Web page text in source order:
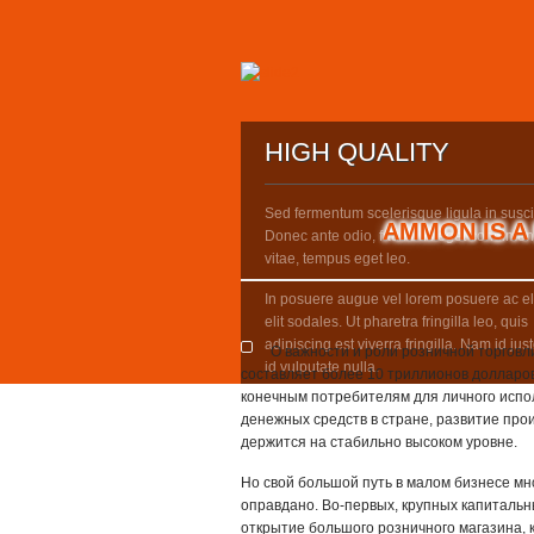
HIGH QUALITY
Sed fermentum scelerisque ligula in
Donec ante odio, faucibus eget
vitae, tempus eget leo.
In posuere augue vel lorem posuere ac
elit sodales. Ut pharetra fringilla leo, quis
adipiscing est viverra fringilla. Nam id
id vulputate nulla.
AMMON IS A
О важности и роли розничной
составляет более 10 триллионов
конечным потребителям для личного
денежных средств в стране, развитие
держится на стабильно высоком уровне.
Но свой большой путь в малом бизнесе
оправдано. Во-первых, крупных
открытие большого розничного